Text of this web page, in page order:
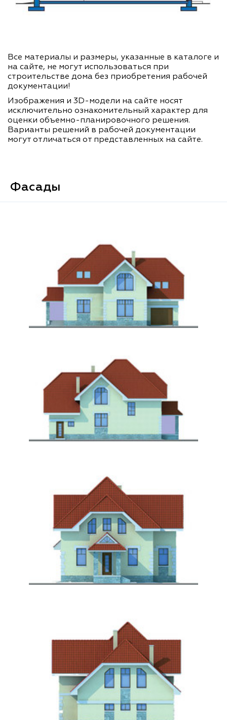
Все материалы и размеры, указанные в каталоге и
на сайте, не могут использоваться при
строительстве дома без приобретения рабочей
документации!
Изображения и 3D-модели на сайте носят
исключительно ознакомительный характер для
оценки объемно-планировочного решения.
Варианты решений в рабочей документации
могут отличаться от представленных на сайте.
Фасады